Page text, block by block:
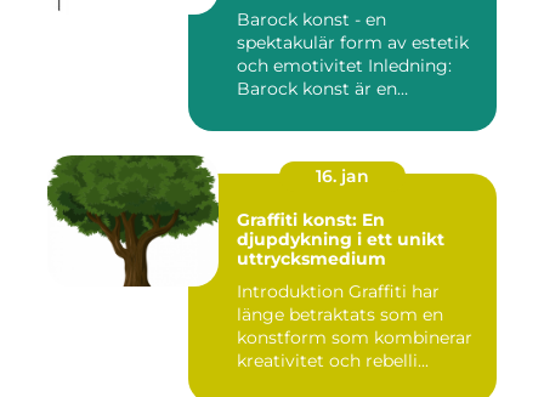
Barock konst - en
spektakulär form av estetik
och emotivitet Inledning:
Barock konst är en
16. jan
Graffiti konst: En
djupdykning i ett unikt
uttrycksmedium
Introduktion Graffiti har
länge betraktats som en
konstform som kombinerar
kreativitet och rebelli...